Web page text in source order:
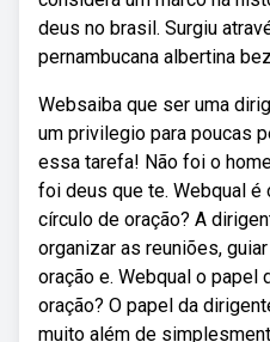
deus no brasil. Surgiu
pernambucana albertina
Websaiba que ser uma
um privilegio para poucas
essa tarefa! Não foi o
foi deus que te. Webqual
círculo de oração? A
organizar as reuniões,
oração e. Webqual o papel
oração? O papel da
muito além de